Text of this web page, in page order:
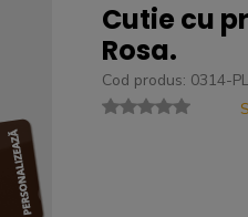
Cutie cu
Rosa.
Cod produs: 0314-